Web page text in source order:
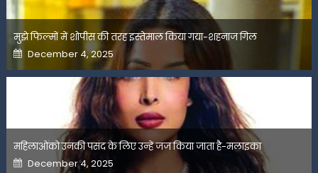
मुझे फिल्मों में शोपीस की तरह इस्तेमाल किया गया-शहनाज गिल
Posted
on
December 4, 2025
महिलाओंको उनकी पसंद के लिए उन्हें जज किया जाता है-मलाइका
Posted
on
December 4, 2025